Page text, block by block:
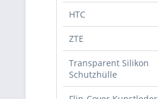
HTC
ZTE
Transparent Silikon
Schutzhülle